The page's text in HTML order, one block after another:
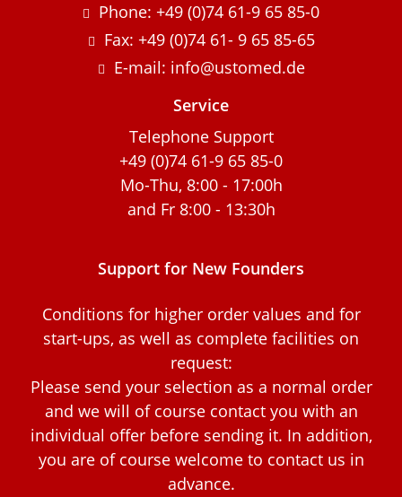
Phone: +49 (0)74 61-9 65 85-0
Fax: +49 (0)74 61- 9 65 85-65
E-mail: info@ustomed.de
Service
Telephone Support
+49 (0)74 61-9 65 85-0
Mo-Thu, 8:00 - 17:00h
and Fr 8:00 - 13:30h
Support for New Founders
Conditions for higher order values and for
start-ups, as well as complete facilities on
request:
Please send your selection as a normal order
and we will of course contact you with an
individual offer before sending it. In addition,
you are of course welcome to contact us in
advance.